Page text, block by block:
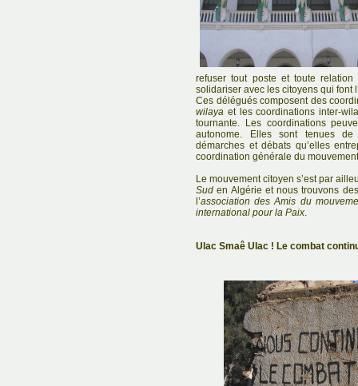
refuser tout poste et toute
solidariser avec les citoyens qui font
Ces délégués composent des
wilaya et les coordinations inter-
tournante. Les coordinations
autonome. Elles sont tenues de
démarches et débats qu’elles
coordination générale du
Le mouvement citoyen s’est par
Sud en Algérie et nous trouvons
l’association des Amis du
international pour la Paix.
Ulac Smaê Ulac ! Le combat